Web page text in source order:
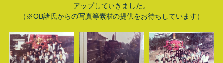
アップしていきました。
（※OB諸氏からの写真等素材の提供をお待ちしています）